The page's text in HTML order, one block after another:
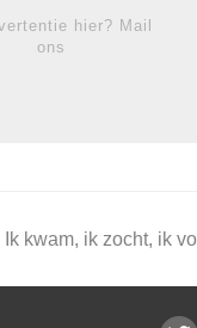
hier? Mail
ons
Ik kwam, ik zocht, ik